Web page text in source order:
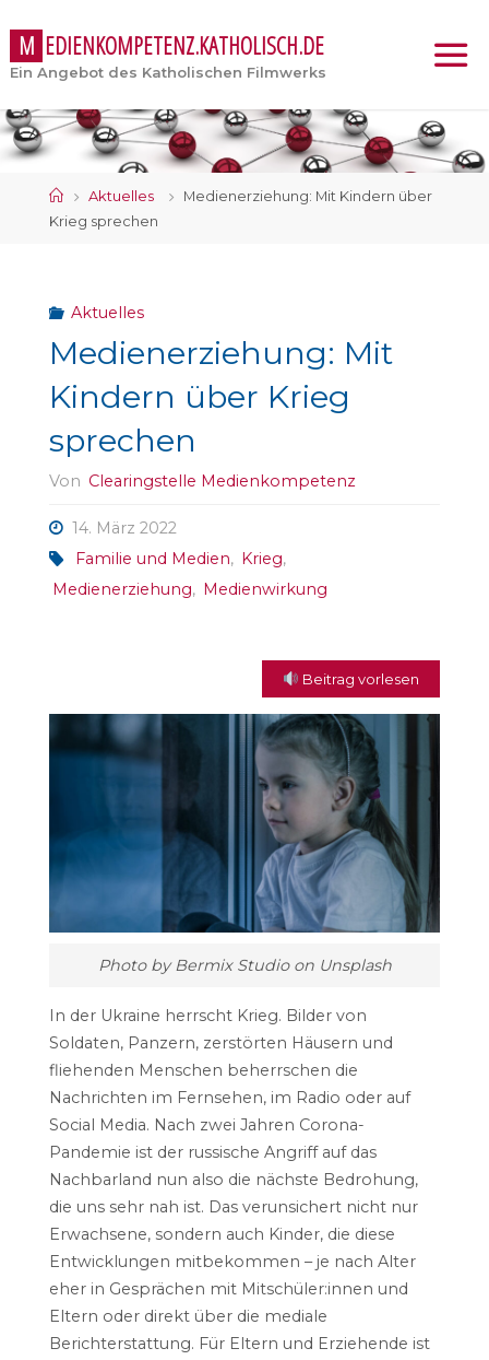
M EDIENKOMPETENZ.KATHOLISCH.DE
Ein Angebot des Katholischen Filmwerks
StartAktuelles
Medienerziehung: Mit Kindern über
Krieg sprechen
Aktuelles
Medienerziehung: Mit
Kindern über Krieg
sprechen
Von Clearingstelle Medienkompetenz
14. März 2022
Familie und Medien, Krieg,
Medienerziehung, Medienwirkung
Beitrag vorlesen
Photo by Bermix Studio on Unsplash
In der Ukraine herrscht Krieg. Bilder von
Soldaten, Panzern, zerstörten Häusern und
fliehenden Menschen beherrschen die
Nachrichten im Fernsehen, im Radio oder auf
Social Media. Nach zwei Jahren Corona-
Pandemie ist der russische Angriff auf das
Nachbarland nun also die nächste Bedrohung,
die uns sehr nah ist. Das verunsichert nicht nur
Erwachsene, sondern auch Kinder, die diese
Entwicklungen mitbekommen – je nach Alter
eher in Gesprächen mit Mitschüler:innen und
Eltern oder direkt über die mediale
Berichterstattung. Für Eltern und Erziehende ist